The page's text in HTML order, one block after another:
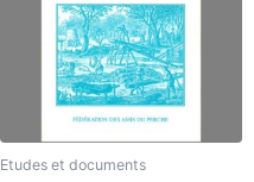
Etudes et documents